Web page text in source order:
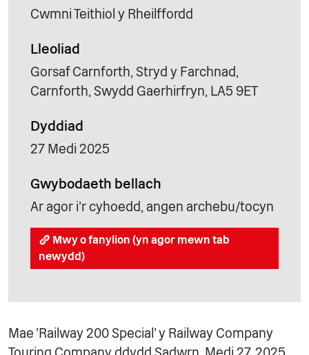
Cwmni Teithiol y Rheilffordd
Lleoliad
Gorsaf Carnforth, Stryd y Farchnad,
Carnforth, Swydd Gaerhirfryn, LA5 9ET
Dyddiad
27 Medi 2025
Gwybodaeth bellach
Ar agor i'r cyhoedd, angen archebu/tocyn
Mwy o fanylion (yn agor mewn tab
newydd)
Mae 'Railway 200 Special' y Railway Company